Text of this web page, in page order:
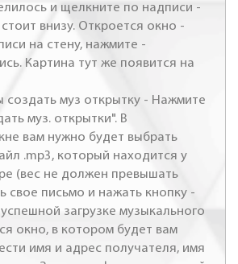
и щелкните по надписи -
внизу. Откроется окно -
на стену, нажмите -
Картина тут же появится на
создать муз открытку - Нажмите
муз. открытки". В
вам нужно будет выбрать
.mp3, который находится у
(вес не должен превышать
свое письмо и нажать кнопку -
загрузке музыкального
окно, в котором будет вам
имя и адрес получателя, имя